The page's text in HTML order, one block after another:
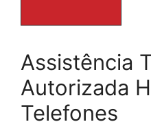
Assistência
Autorizada
Telefones